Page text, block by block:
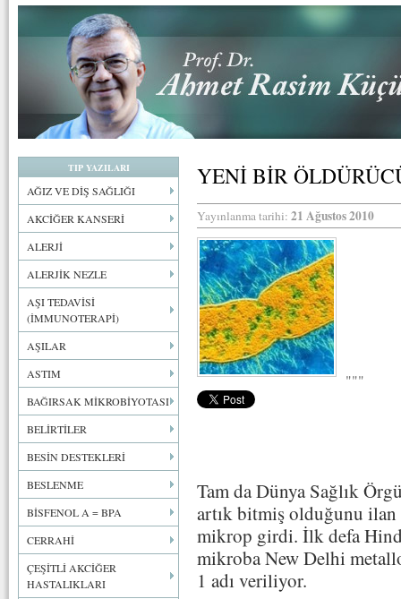
TIP YAZILARI
AĞIZ VE DİŞ SAĞLIĞI
AKCİĞER KANSERİ
ALERJİ
ALERJİK NEZLE
AŞI TEDAVİSİ
(İMMUNOTERAPİ)
AŞILAR
ASTIM
BAĞIRSAK MİKROBİYOTASI
BELİRTİLER
BESİN DESTEKLERİ
BESLENME
BİSFENOL A = BPA
CERRAHİ
ÇEŞİTLİ AKCİĞER
HASTALIKLARI
YENİ BİR
Yayınlanma tarihi: 21 Ağustos 2010
"""
Tam da Dünya Sağlık
artık bitmiş olduğunu ilan
mikrop girdi. İlk defa
mikroba New Delhi
1 adı veriliyor.